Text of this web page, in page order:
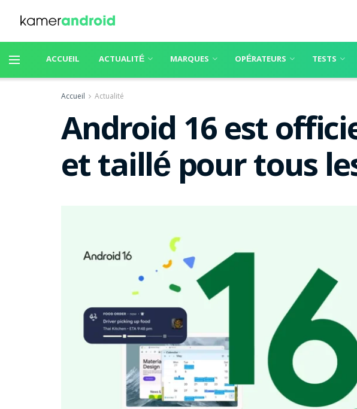
ACCUEIL ACTUALITÉ MARQUES OPÉRATEURS TESTS
Accueil Actualité
Android 16 est
et taillé pour tous